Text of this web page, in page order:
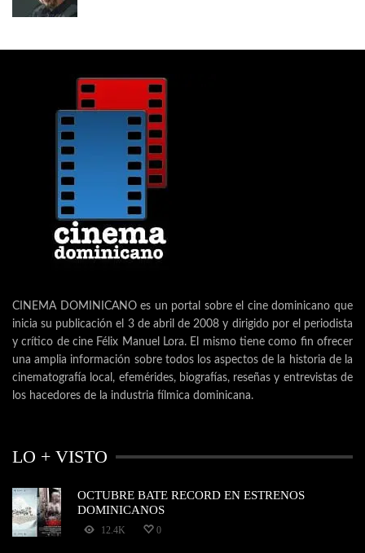
CINEMA DOMINICANO es un portal sobre el cine dominicano que
inicia su publicación el 3 de abril de 2008 y dirigido por el periodista
y crítico de cine Félix Manuel Lora. El mismo tiene como fin ofrecer
una amplia información sobre todos los aspectos de la historia de la
cinematografía local, efemérides, biografías, reseñas y entrevistas de
los hacedores de la industria fílmica dominicana.
LO + VISTO
OCTUBRE BATE RECORD EN ESTRENOS
DOMINICANOS
12.4K 0